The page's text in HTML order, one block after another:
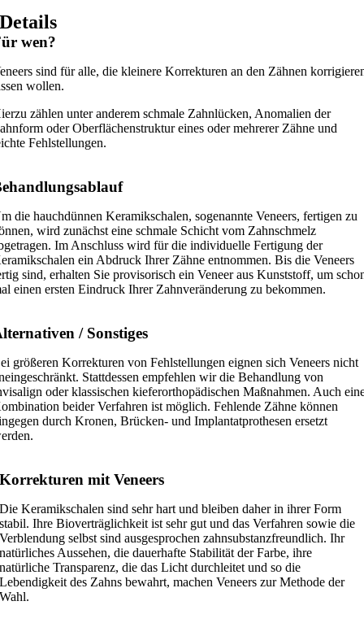
Details
wen?
sind für alle, die kleinere Korrekturen an den Zähnen
wollen.
zählen unter anderem schmale Zahnlücken, Anomalien der
oder Oberflächenstruktur eines oder mehrerer Zähne und
Fehlstellungen.
die hauchdünnen Keramikschalen, sogenannte Veneers, fertigen zu
wird zunächst eine schmale Schicht vom Zahnschmelz
Im Anschluss wird für die individuelle Fertigung der
ein Abdruck Ihrer Zähne entnommen. Bis die Veneers
sind, erhalten Sie provisorisch ein Veneer aus Kunststoff, um
einen ersten Eindruck Ihrer Zahnveränderung zu bekommen.
/ Sonstiges
größeren Korrekturen von Fehlstellungen eignen sich Veneers nicht
Stattdessen empfehlen wir die Behandlung von
oder klassischen kieferorthopädischen Maßnahmen. Auch
beider Verfahren ist möglich. Fehlende Zähne können
durch Kronen, Brücken- und Implantatprothesen ersetzt
Korrekturen mit Veneers
Die Keramikschalen sind sehr hart und bleiben daher in ihrer Form
stabil. Ihre Bioverträglichkeit ist sehr gut und das Verfahren sowie die
Verblendung selbst sind ausgesprochen zahnsubstanzfreundlich. Ihr
natürliches Aussehen, die dauerhafte Stabilität der Farbe, ihre
natürliche Transparenz, die das Licht durchleitet und so die
Lebendigkeit des Zahns bewahrt, machen Veneers zur Methode der
Wahl.